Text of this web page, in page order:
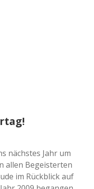
nächstes Jahr um
allen Begeisterten
im Rückblick auf